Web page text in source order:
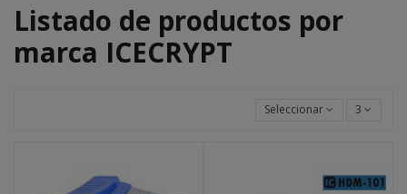
Listado de productos por
marca ICECRYPT
Seleccionar 3